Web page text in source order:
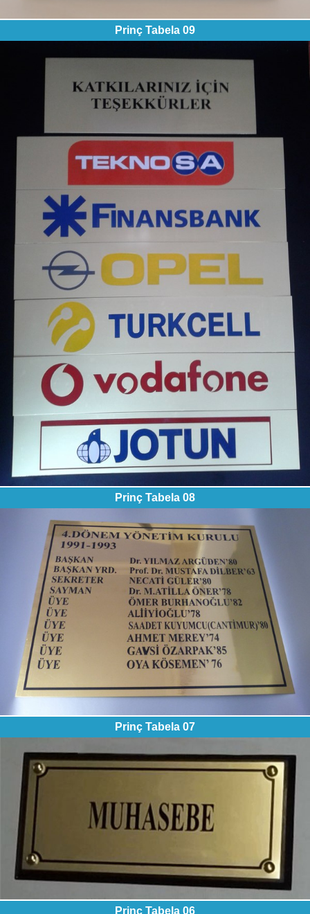
Prinç Tabela 09
Prinç Tabela 08
Prinç Tabela 07
Prinç Tabela 06